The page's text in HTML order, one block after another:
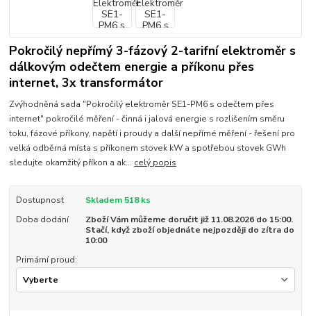
Pokročilý nepřímý 3-fázový 2-tarifní elektroměr s
dálkovým odečtem energie a příkonu přes
internet, 3x transformátor
Zvýhodněná sada "Pokročilý elektroměr SE1-PM6 s odečtem přes
internet" pokročilé měření - činná i jalová energie s rozlišením směru
toku, fázové příkony, napětí i proudy a další nepřímé měření - řešení pro
velká odběrná místa s příkonem stovek kW a spotřebou stovek GWh
sledujte okamžitý příkon a ak... celý popis
Dostupnost
Skladem 518 ks
Doba dodání
Zboží Vám můžeme doručit již 11.08.2026 do 15:00.
Stačí, když zboží objednáte nejpozději do zítra do
10:00
Primární proud: